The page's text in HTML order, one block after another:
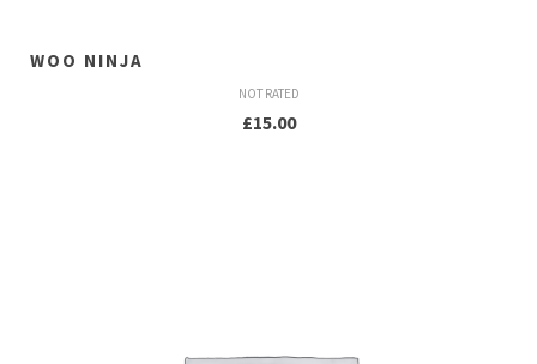
WOO NINJA
NOT RATED
£15.00